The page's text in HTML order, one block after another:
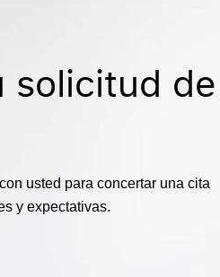
solicitud de
usted para concertar una cita
y expectativas.